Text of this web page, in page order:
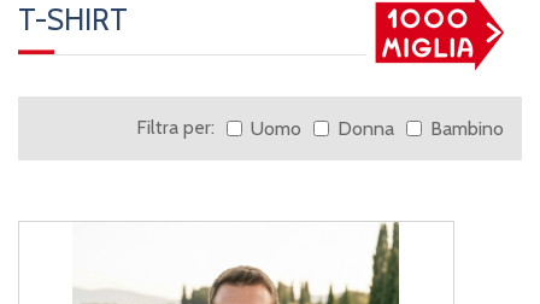
T-SHIRT
Filtra per: Uomo Donna Bambino